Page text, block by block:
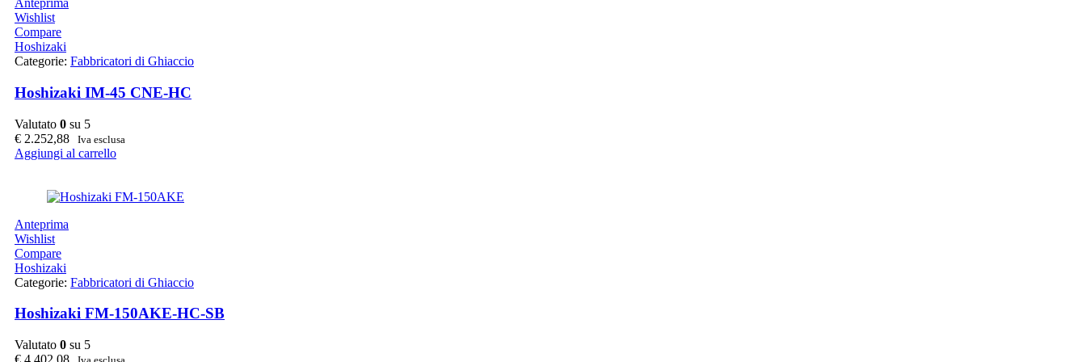
Anteprima
Wishlist
Compare
Hoshizaki
Categorie: Fabbricatori di Ghiaccio
Hoshizaki IM-45 CNE-HC
Valutato 0 su 5
€ 2.252,88 Iva esclusa
Aggiungi al carrello
Anteprima
Wishlist
Compare
Hoshizaki
Categorie: Fabbricatori di Ghiaccio
Hoshizaki FM-150AKE-HC-SB
Valutato 0 su 5
€ 4.402,08